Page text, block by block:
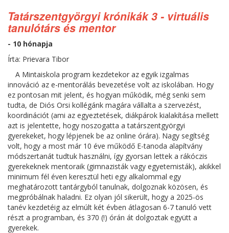
Tatárszentgyörgyi krónikák 3 - virtuális
tanulótárs és mentor
- 10 hónapja
Írta: Prievara Tibor
A Mintaiskola program kezdetekor az egyik izgalmas
innováció az e-mentorálás bevezetése volt az iskolában. Hogy
ez pontosan mit jelent, és hogyan működik, még senki sem
tudta, de Diós Orsi kollégánk magára vállalta a szervezést,
koordinációt (ami az egyeztetések, diákpárok kialakítása mellett
azt is jelentette, hogy noszogatta a tatárszentgyörgyi
gyerekeket, hogy lépjenek be az online órára). Nagy segítség
volt, hogy a most már 10 éve működő E-tanoda alapítvány
módszertanát tudtuk használni, így gyorsan lettek a rákóczis
gyerekeknek mentoraik (gimnazisták vagy egyetemisták), akikkel
minimum fél éven keresztül heti egy alkalommal egy
meghatározott tantárgyból tanulnak, dolgoznak közösen, és
megpróbálnak haladni. Ez olyan jól sikerült, hogy a 2025-ös
tanév kezdetéig az elmúlt két évben átlagosan 6-7 tanuló vett
részt a programban, és 370 (!) órán át dolgoztak együtt a
gyerekek.